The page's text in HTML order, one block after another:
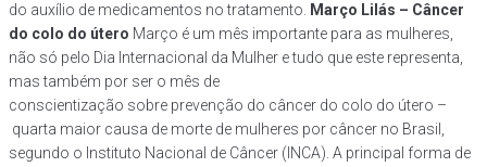
do auxílio de medicamentos no tratamento.
Março Lilás – Câncer
do colo do útero Março é um mês importante para as mulheres,
não só pelo Dia Internacional da Mulher e tudo que este representa,
mas também por ser o mês de
conscientização sobre prevenção do câncer do colo do útero –
quarta maior causa de morte de mulheres por câncer no Brasil,
segundo o Instituto Nacional de Câncer (INCA). A principal forma de